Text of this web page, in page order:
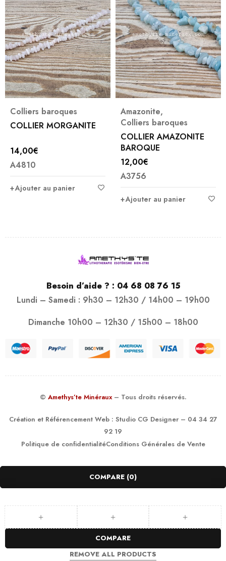
Colliers baroques
COLLIER MORGANITE
14,00€
A4810
Ajouter au panier
Amazonite,
Colliers baroques
COLLIER AMAZONITE
BAROQUE
12,00€
A3756
Ajouter au panier
Besoin d’aide ? : 04 68 08 76 15
Lundi – Samedi : 9h30 – 12h30 / 14h00 – 19h00
Dimanche 10h00 – 12h30 / 15h00 – 18h00
© Amethys’te Minéraux – Tous droits réservés.
Création et Référencement Web : Studio CG Designer– 04 34 27
92 19
Politique de confidentialitéConditions Générales de Vente
COMPARE (0)
COMPARE
REMOVE ALL PRODUCTS